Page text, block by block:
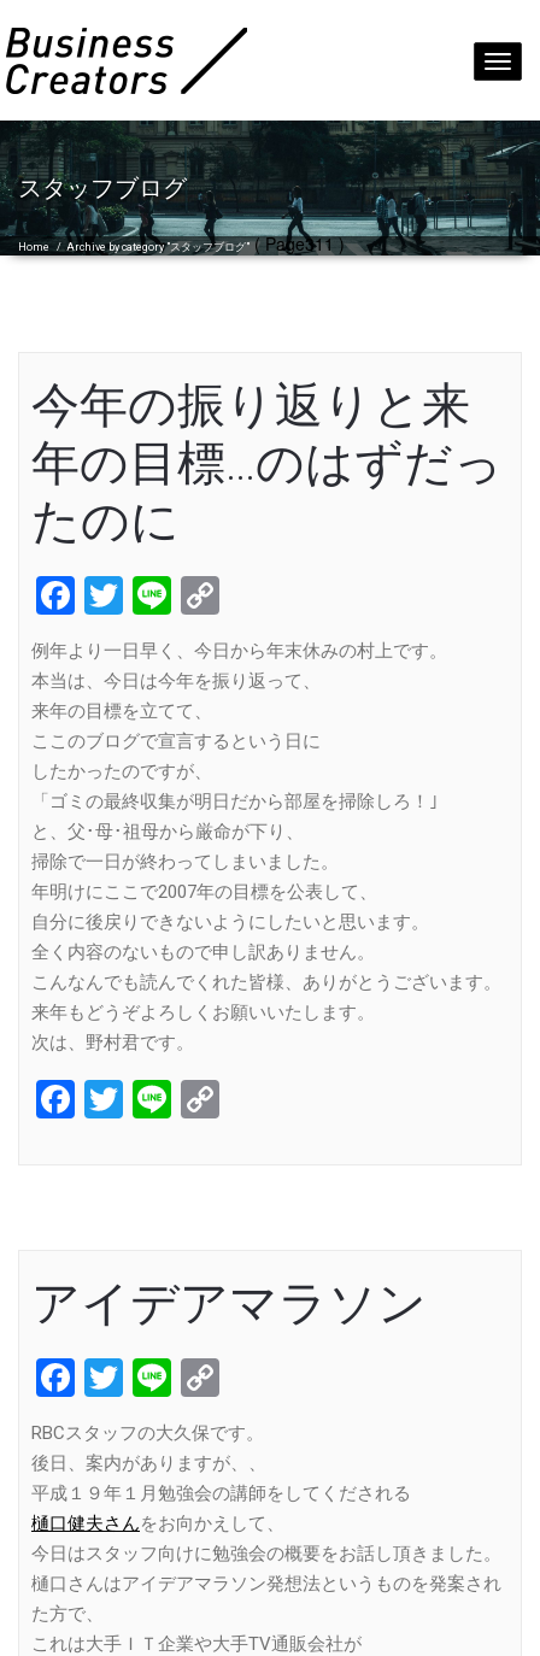
スタッフブログ
Home /Archive by category "スタッフブログ"( Page311 )
今年の振り返りと来
年の目標…のはずだっ
たのに
Facebook
Twitter
Line
Link
例年より一日早く、今日から年末休みの村上です。
本当は、今日は今年を振り返って、
来年の目標を立てて、
ここのブログで宣言するという日に
したかったのですが、
「ゴミの最終収集が明日だから部屋を掃除しろ！｣
と、父･母･祖母から厳命が下り、
掃除で一日が終わってしまいました。
年明けにここで2007年の目標を公表して、
自分に後戻りできないようにしたいと思います。
全く内容のないもので申し訳ありません。
こんなんでも読んでくれた皆様、ありがとうございます。
来年もどうぞよろしくお願いいたします。
次は、野村君です。
Facebook
Twitter
Line
アイデアマラソン
Facebook
Twitter
Line
Link
RBCスタッフの大久保です。
後日、案内がありますが、、
平成１９年１月勉強会の講師をしてくだされる
樋口健夫さんをお向かえして、
今日はスタッフ向けに勉強会の概要をお話し頂きました。
樋口さんはアイデアマラソン発想法というものを発案され
た方で、
これは大手ＩＴ企業や大手TV通販会社が